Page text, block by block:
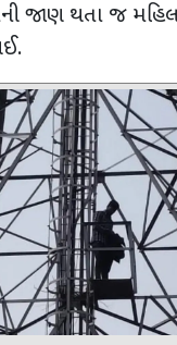
જાણ થતા જ